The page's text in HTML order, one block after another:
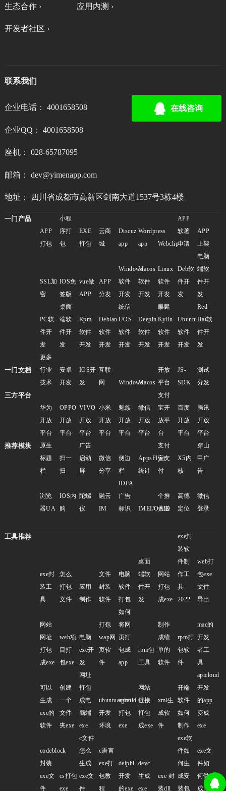
生态合作 ›
开发者社区 ›
应用内测 ›
联系我们
企业电话： 4001658508
企业QQ： 4001658508
座机： 028-65787095
邮箱： dev@yimenapp.com
地址： 四川省成都市高新区剑南大道1537号3栋4楼
在线咨询
一门产品
APP
打包
小程
序打
包
EXE
打包
云商
城
Discuz
app
Wordpress
app
Webclip
APP
软著
申请
APP
上架
SSL加
密
IOS免
签版
vue做
APP
APP
分发
Windows
软件
开发
Macos
软件
开发
Linux
软件
开发
Deb软
件开
发
电脑
端软
件开
发
PC软
件开
发
桌面
端软
件开
发
Rpm
软件
开发
Debian
软件
开发
统信
UOS
软件
开发
Deepin
软件
开发
麒麟
Kylin
软件
开发
Ubuntu
软件
开发
Red
Hat软
件开
发
更多
一门文档
行业
技术
安卓
开发
IOS开
发
互联
网
WindowsMacos
开放
平台
JS-
SDK
测试
分发
三方平台
华为
开放
平台
OPPO
开放
平台
VIVO
开放
平台
小米
开放
平台
魅族
开放
平台
微信
开放
平台
支付
宝开
放平
台
百度
开放
平台
腾讯
开放
平台
推荐模块
原生
标题
栏
扫一
扫
广告
启动
屏
微信
分享
侧边
栏
AppsFlyer
统计
支付
宝支
付
X5内
核
穿山
甲广
告
浏览
器UA
IOS内
购
陀螺
仪
融云
IM
IDFA
广告
标识
IMEI/OAID
个推
推送
高德
定位
微信
登录
工具推荐
exe封
装工
具
怎么
打包
文件
应用
制作
文件
封装
软件
电脑
软件
打包
桌面
端软
件开
发
网站
打包
成exe
exe封
装软
件制
作工
具
2022
web打
包exe
文件
导出
网站
网址
打包
成exe
web项
目打
包exe
电脑
exe开
发
打包
wap网
页软
件
如何
将网
页打
包成
app
rpm包
工具
制作
成绩
单的
软件
rpm打
包软
件
mac的
开发
者工
具
可以
生成
exe的
软件
创建
一个
文件
夹exe
网址
打包
成电
脑端
exe
ubuntuandroid
开发
环境
egret
打包
exe
网站
链接
打包
成exe
xml生
成软
件
开端
软件
如何
制作
apicloud
开发
的app
变成
exe
codeblock
封装
exe文
件
cs打包
exe
c文件
怎么
生成
exe文
件
c语言
exe打
包教
程
delphi
开发
的exe
devc
生成
exe
exe 封
装dll
exe软
件如
何生
成安
装包
exe文
件如
何做
成iso